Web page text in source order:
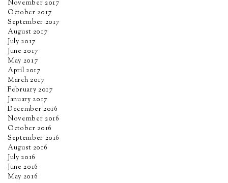
November 2017
October 2017
September 2017
August 2017
July 2017
June 2017
May 2017
April 2017
March 2017
February 2017
January 2017
December 2016
November 2016
October 2016
September 2016
August 2016
July 2016
June 2016
May 2016